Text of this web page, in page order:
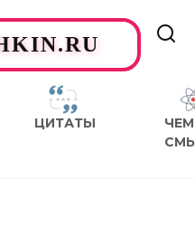
ЦИТАТЫ
ЧЕМ